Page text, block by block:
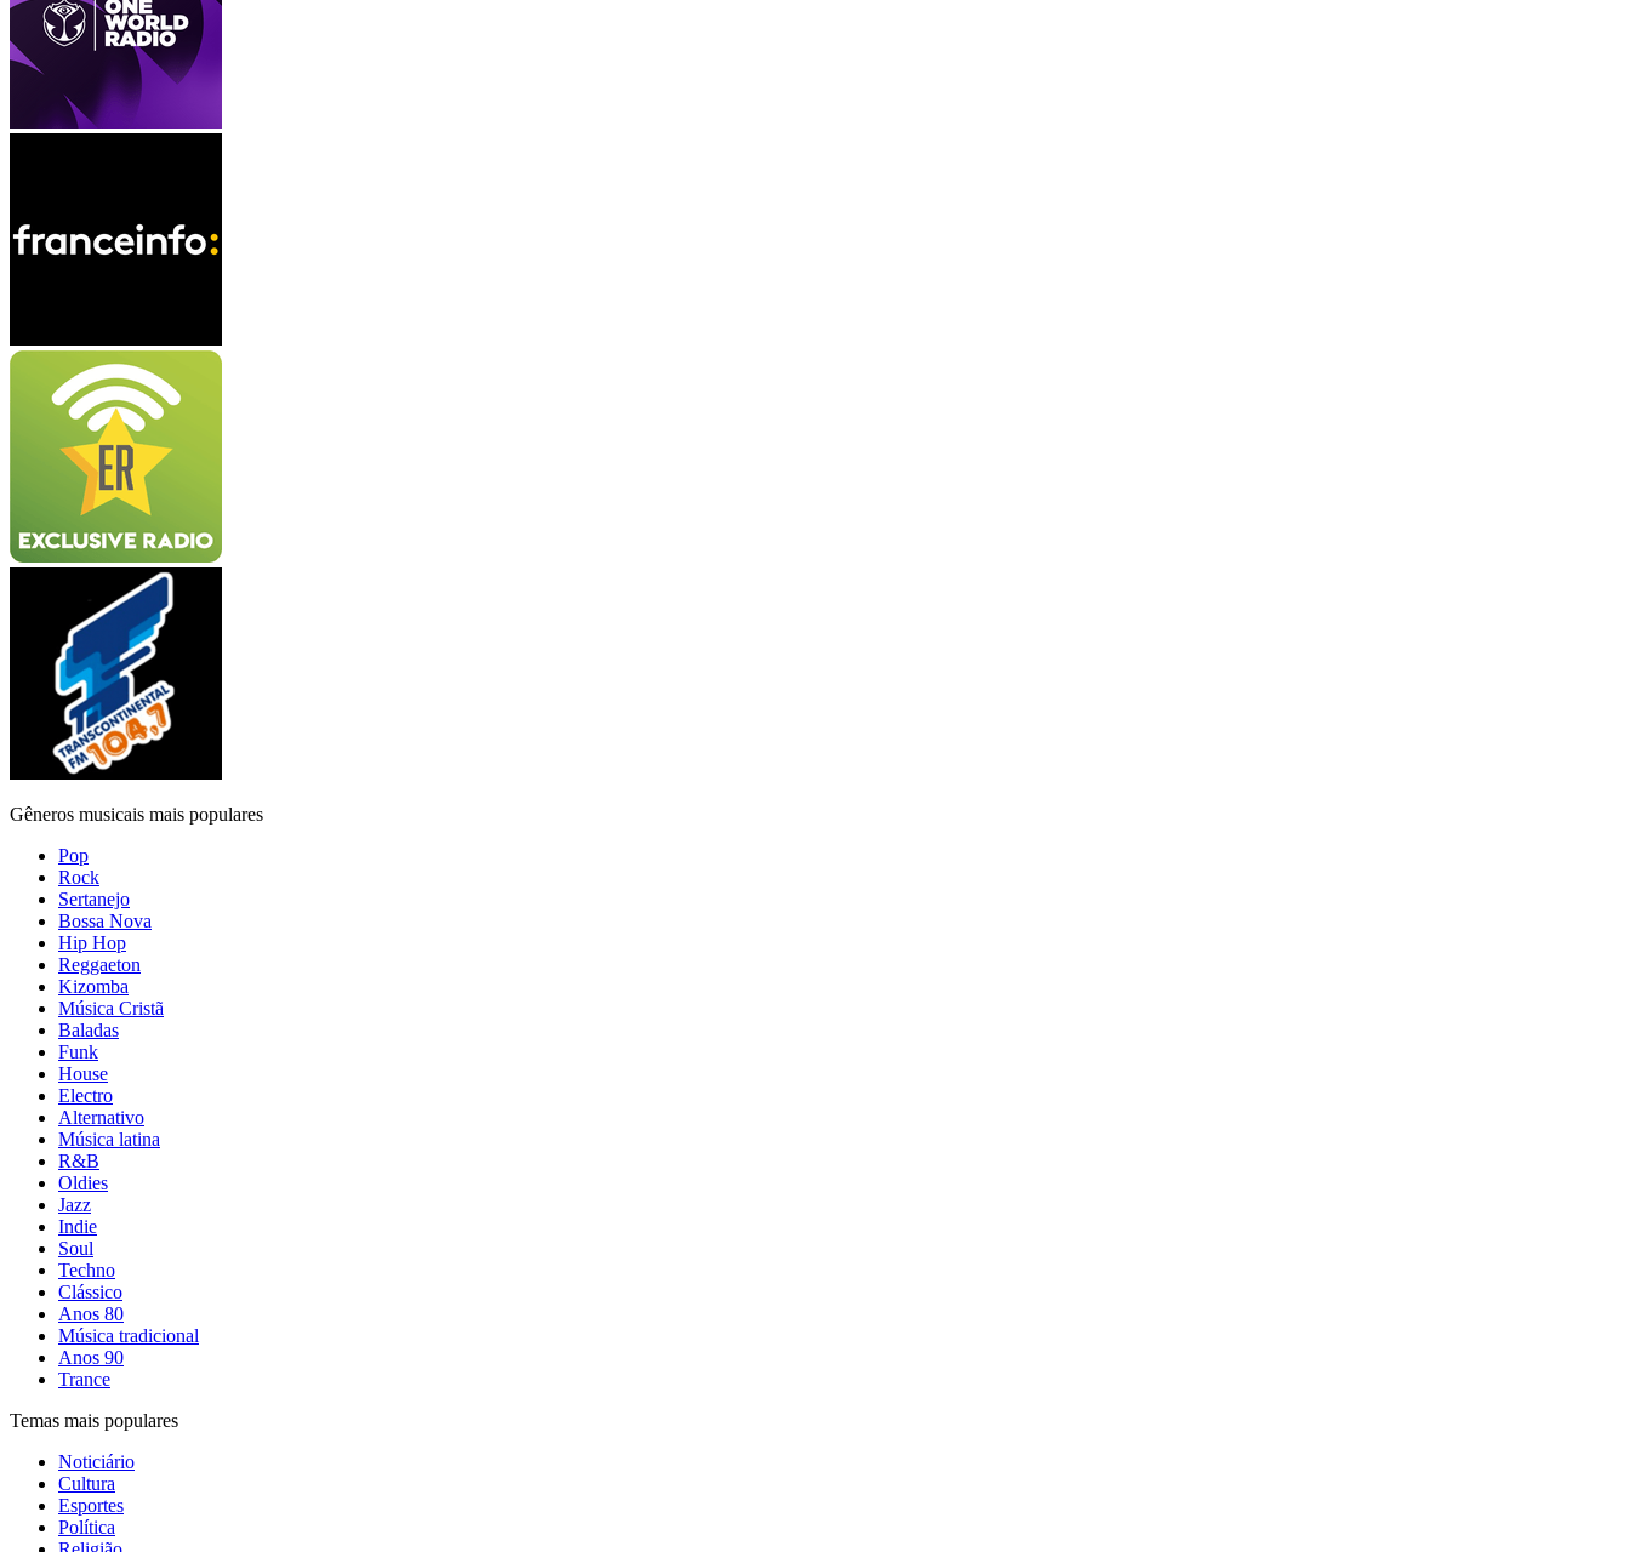
Gêneros musicais mais populares
Pop
Rock
Sertanejo
Bossa Nova
Hip Hop
Reggaeton
Kizomba
Música Cristã
Baladas
Funk
House
Electro
Alternativo
Música latina
R&B
Oldies
Jazz
Indie
Soul
Techno
Clássico
Anos 80
Música tradicional
Anos 90
Trance
Temas mais populares
Noticiário
Cultura
Esportes
Política